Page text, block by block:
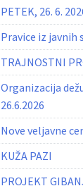
PETEK, 26. 6.
Pravice iz javnih
TRAJNOSTNI
Organizacija
26.6.2026
Nove veljavne
KUŽA PAZI
PROJEKT